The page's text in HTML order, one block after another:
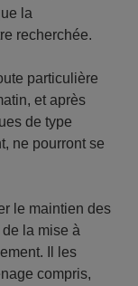
la
recherchée.
particulière
et après
de type
ne pourront se
le maintien des
de la mise à
Il les
compris,